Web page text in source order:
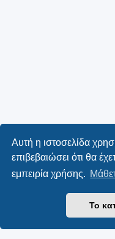
Αυτή η ιστοσελίδα
επιβεβαιώσει ότι θα
εμπειρία χρήσης.
Το